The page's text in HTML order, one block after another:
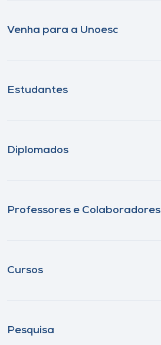
Venha para a Unoesc
Estudantes
Diplomados
Professores e Colaboradores
Cursos
Pesquisa